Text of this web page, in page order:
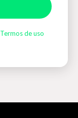
Termos de uso